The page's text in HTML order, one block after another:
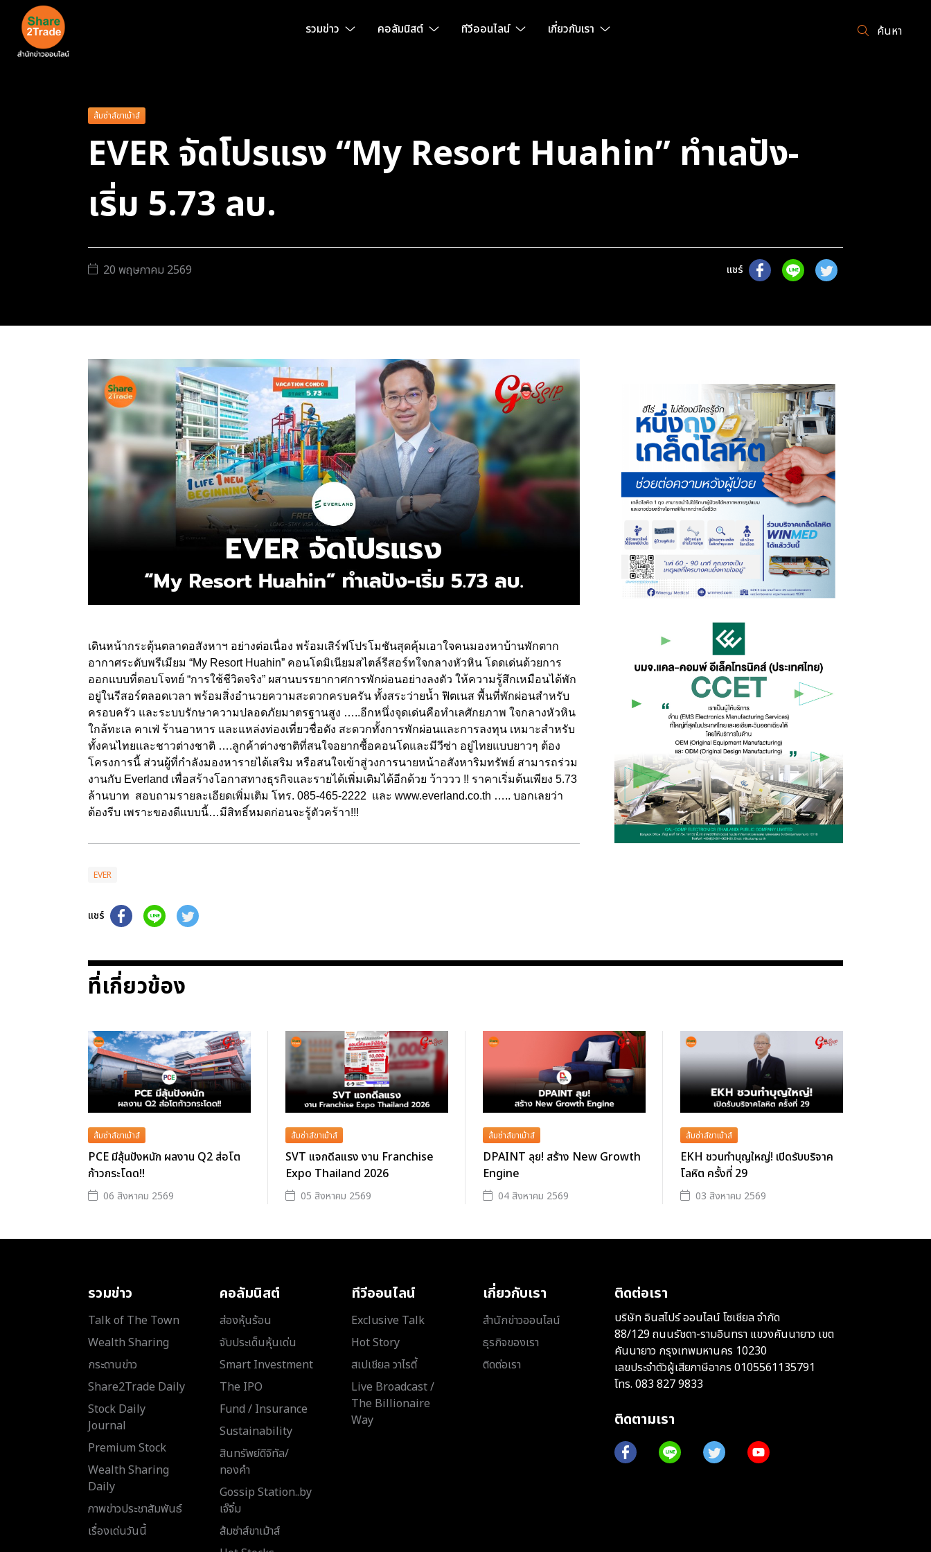
รวมข่าว คอลัมนิสต์ ทีวีออนไลน์ เกี่ยวกับเรา ค้นหา
ส้มซ่าส์ขาเม้าส์
EVER จัดโปรแรง “My Resort Huahin” ทำเลปัง-
เริ่ม 5.73 ลบ.
20 พฤษภาคม 2569 แชร์
เดินหน้ากระตุ้นตลาดอสังหาฯ อย่างต่อเนื่อง พร้อมเสิร์ฟโปรโมชันสุดคุ้มเอาใจคนมองหาบ้านพักตาก
อากาศระดับพรีเมียม “My Resort Huahin” คอนโดมิเนียมสไตล์รีสอร์ทใจกลางหัวหิน โดดเด่นด้วยการ
ออกแบบที่ตอบโจทย์ “การใช้ชีวิตจริง” ผสานบรรยากาศการพักผ่อนอย่างลงตัว ให้ความรู้สึกเหมือนได้พัก
อยู่ในรีสอร์ตลอดเวลา พร้อมสิ่งอำนวยความสะดวกครบครัน ทั้งสระว่ายน้ำ ฟิตเนส พื้นที่พักผ่อนสำหรับ
ครอบครัว และระบบรักษาความปลอดภัยมาตรฐานสูง …..อีกหนึ่งจุดเด่นคือทำเลศักยภาพ ใจกลางหัวหิน
ใกล้ทะเล คาเฟ่ ร้านอาหาร และแหล่งท่องเที่ยวชื่อดัง สะดวกทั้งการพักผ่อนและการลงทุน เหมาะสำหรับ
ทั้งคนไทยและชาวต่างชาติ ….ลูกค้าต่างชาติที่สนใจอยากซื้อคอนโดและมีวีซ่า อยู่ไทยแบบยาวๆ ต้อง
โครงการนี้ ส่วนผู้ที่กำลังมองหารายได้เสริม หรือสนใจเข้าสู่วงการนายหน้าอสังหาริมทรัพย์ สามารถร่วม
งานกับ Everland เพื่อสร้างโอกาสทางธุรกิจและรายได้เพิ่มเติมได้อีกด้วย ว้าววว !! ราคาเริ่มต้นเพียง 5.73
ล้านบาท สอบถามรายละเอียดเพิ่มเติม โทร. 085-465-2222 และ www.everland.co.th ….. บอกเลยว่า
ต้องรีบ เพราะของดีแบบนี้…มีสิทธิ์หมดก่อนจะรู้ตัวคร้าา!!!
EVER
แชร์
ที่เกี่ยวข้อง
ส้มซ่าส์ขาเม้าส์
PCE มีลุ้นปังหนัก ผลงาน Q2 ส่อโต
ก้าวกระโดด!!
06 สิงหาคม 2569
ส้มซ่าส์ขาเม้าส์
SVT แจกดีลแรง งาน Franchise
Expo Thailand 2026
05 สิงหาคม 2569
ส้มซ่าส์ขาเม้าส์
DPAINT ลุย! สร้าง New Growth
Engine
04 สิงหาคม 2569
ส้มซ่าส์ขาเม้าส์
EKH ชวนทำบุญใหญ่! เปิดรับบริจาค
โลหิต ครั้งที่ 29
03 สิงหาคม 2569
รวมข่าว
Talk of The Town
Wealth Sharing
กระดานข่าว
Share2Trade Daily
Stock Daily
Journal
Premium Stock
Wealth Sharing
Daily
ภาพข่าวประชาสัมพันธ์
เรื่องเด่นวันนี้
คอลัมนิสต์
ส่องหุ้นร้อน
จับประเด็นหุ้นเด่น
Smart Investment
The IPO
Fund / Insurance
Sustainability
สินทรัพย์ดิจิทัล/
ทองคำ
Gossip Station..by
เจ๊จิ๋ม
ส้มซ่าส์ขาเม้าส์
ทีวีออนไลน์
Exclusive Talk
Hot Story
สเปเชียล วาไรตี้
Live Broadcast /
The Billionaire
Way
เกี่ยวกับเรา
สำนักข่าวออนไลน์
ธุรกิจของเรา
ติดต่อเรา
ติดต่อเรา
บริษัท อินสไปร์ ออนไลน์ โซเชียล จำกัด
88/129 ถนนรัชดา-รามอินทรา แขวงคันนายาว เขต
คันนายาว กรุงเทพมหานคร 10230
เลขประจำตัวผู้เสียภาษีอากร 0105561135791
โทร. 083 827 9833
ติดตามเรา